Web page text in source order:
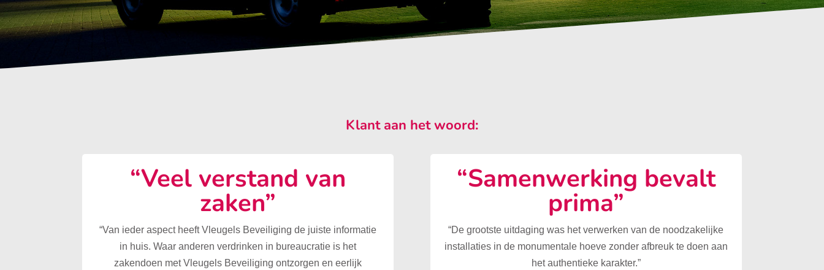
Klant aan het woord:
“Veel verstand van
zaken”
“Van ieder aspect heeft Vleugels Beveiliging de juiste informatie
in huis. Waar anderen verdrinken in bureaucratie is het
zakendoen met Vleugels Beveiliging ontzorgen en eerlijk
“Samenwerking bevalt
prima”
“De grootste uitdaging was het verwerken van de noodzakelijke
installaties in de monumentale hoeve zonder afbreuk te doen aan
het authentieke karakter.”